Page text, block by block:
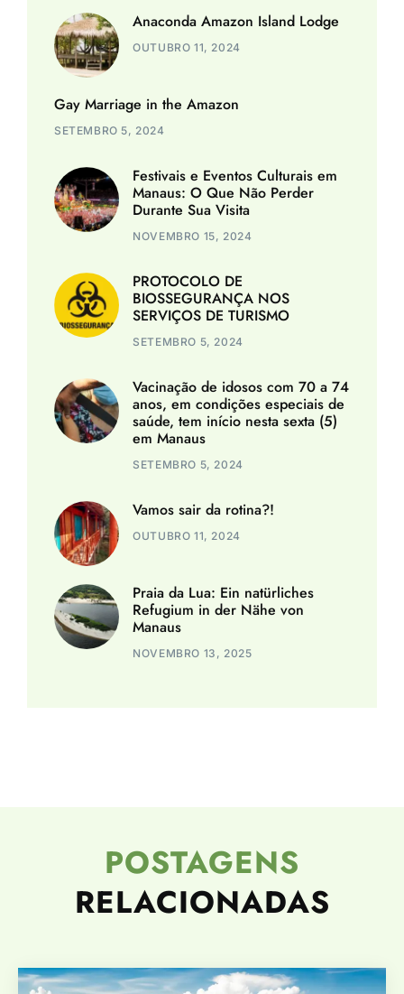
Anaconda Amazon Island Lodge
OUTUBRO 11, 2024
Gay Marriage in the Amazon
SETEMBRO 5, 2024
Festivais e Eventos Culturais em
Manaus: O Que Não Perder
Durante Sua Visita
NOVEMBRO 15, 2024
PROTOCOLO DE
BIOSSEGURANÇA NOS
SERVIÇOS DE TURISMO
SETEMBRO 5, 2024
Vacinação de idosos com 70 a 74
anos, em condições especiais de
saúde, tem início nesta sexta (5)
em Manaus
SETEMBRO 5, 2024
Vamos sair da rotina?!
OUTUBRO 11, 2024
Praia da Lua: Ein natürliches
Refugium in der Nähe von
Manaus
NOVEMBRO 13, 2025
POSTAGENS
RELACIONADAS